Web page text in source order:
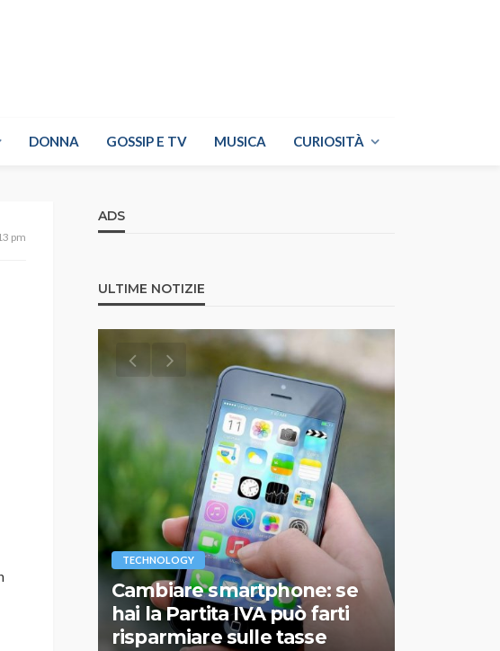
DONNA GOSSIP E TV MUSICA CURIOSITÀ
pm
ADS
ULTIME NOTIZIE
e
causa
TECHNOLOGY
Cambiare smartphone: se
hai la Partita IVA può farti
risparmiare sulle tasse